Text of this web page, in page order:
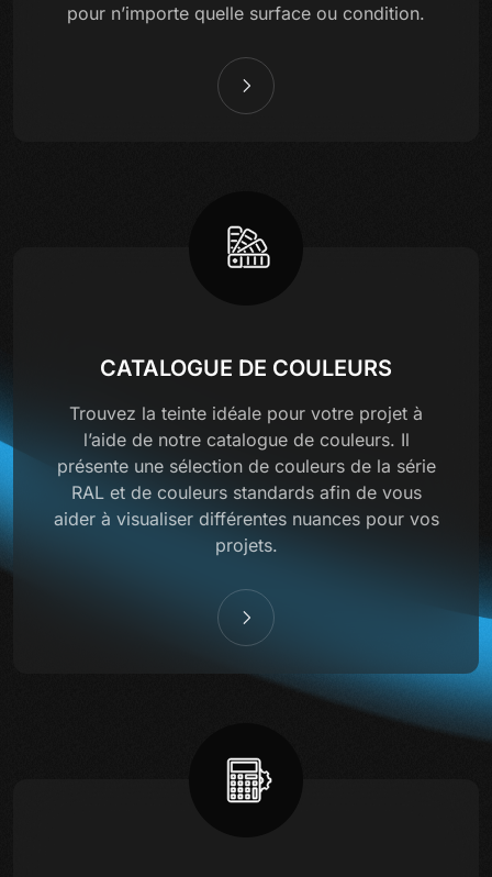
pour n’importe quelle surface ou condition.
CATALOGUE DE COULEURS
Trouvez la teinte idéale pour votre projet à
l’aide de notre catalogue de couleurs. Il
présente une sélection de couleurs de la série
RAL et de couleurs standards afin de vous
aider à visualiser différentes nuances pour vos
projets.